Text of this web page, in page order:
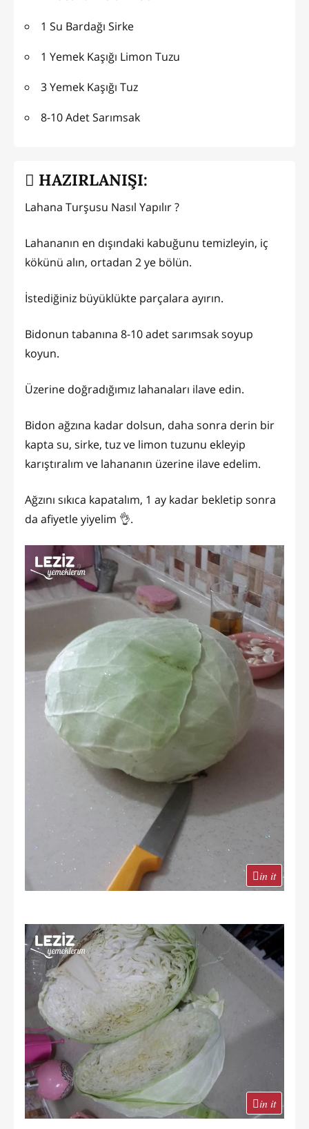
1 Su Bardağı Sirke
1 Yemek Kaşığı Limon Tuzu
3 Yemek Kaşığı Tuz
8-10 Adet Sarımsak
HAZIRLANIŞI:
Lahana Turşusu Nasıl Yapılır ?
Lahananın en dışındaki kabuğunu temizleyin, iç
kökünü alın, ortadan 2 ye bölün.
İstediğiniz büyüklükte parçalara ayırın.
Bidonun tabanına 8-10 adet sarımsak soyup
koyun.
Üzerine doğradığımız lahanaları ilave edin.
Bidon ağzına kadar dolsun, daha sonra derin bir
kapta su, sirke, tuz ve limon tuzunu ekleyip
karıştıralım ve lahananın üzerine ilave edelim.
Ağzını sıkıca kapatalım, 1 ay kadar bekletip sonra
da afiyetle yiyelim 👌.
in it
in it